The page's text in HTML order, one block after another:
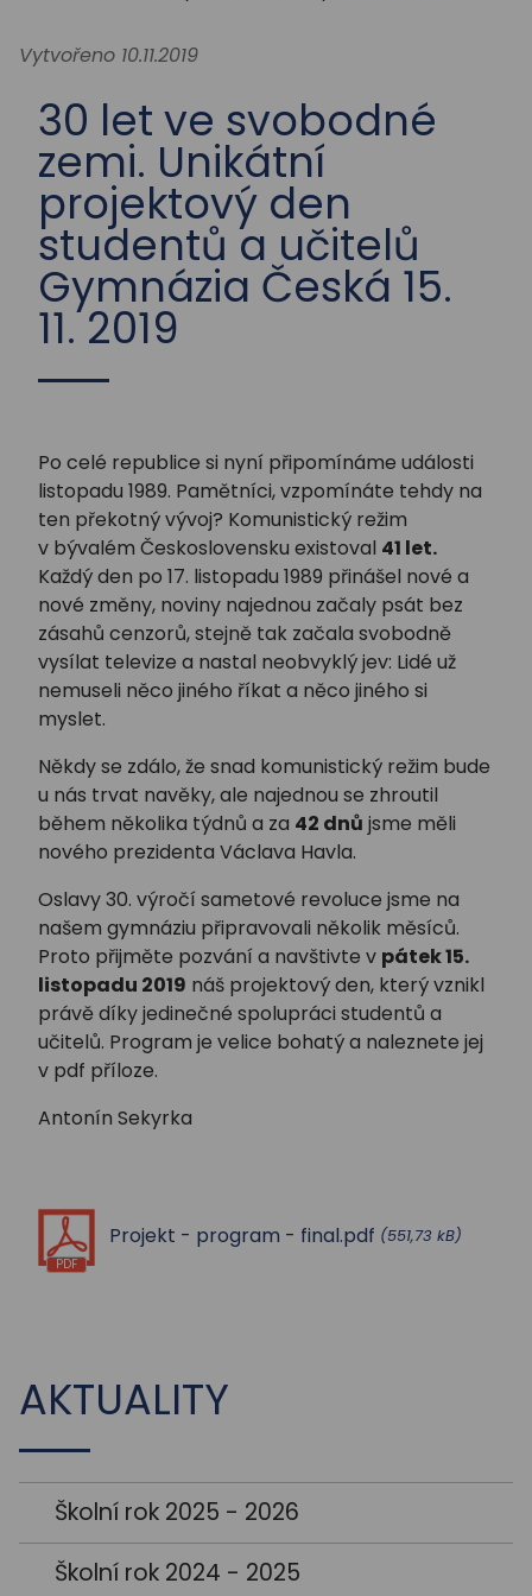
Vytvořeno 10.11.2019
30 let ve svobodné
zemi. Unikátní
projektový den
studentů a učitelů
Gymnázia Česká 15.
11. 2019
Po celé republice si nyní připomínáme události
listopadu 1989. Pamětníci, vzpomínáte tehdy na
ten překotný vývoj? Komunistický režim
v bývalém Československu existoval 41 let.
Každý den po 17. listopadu 1989 přinášel nové a
nové změny, noviny najednou začaly psát bez
zásahů cenzorů, stejně tak začala svobodně
vysílat televize a nastal neobvyklý jev: Lidé už
nemuseli něco jiného říkat a něco jiného si
myslet.
Někdy se zdálo, že snad komunistický režim bude
u nás trvat navěky, ale najednou se zhroutil
během několika týdnů a za 42 dnů jsme měli
nového prezidenta Václava Havla.
Oslavy 30. výročí sametové revoluce jsme na
našem gymnáziu připravovali několik měsíců.
Proto přijměte pozvání a navštivte v pátek 15.
listopadu 2019 náš projektový den, který vznikl
právě díky jedinečné spolupráci studentů a
učitelů. Program je velice bohatý a naleznete jej
v pdf příloze.
Antonín Sekyrka
Projekt - program - final.pdf (551,73 kB)
PDF
AKTUALITY
Školní rok 2025 - 2026
Školní rok 2024 - 2025